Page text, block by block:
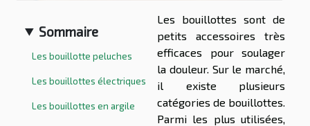
Sommaire
Les bouillotte peluches
Les bouillottes électriques
Les bouillottes en argile
Les bouillottes sont de
petits accessoires très
efficaces pour soulager
la douleur. Sur le marché,
il existe plusieurs
catégories de bouillottes.
Parmi les plus utilisées,